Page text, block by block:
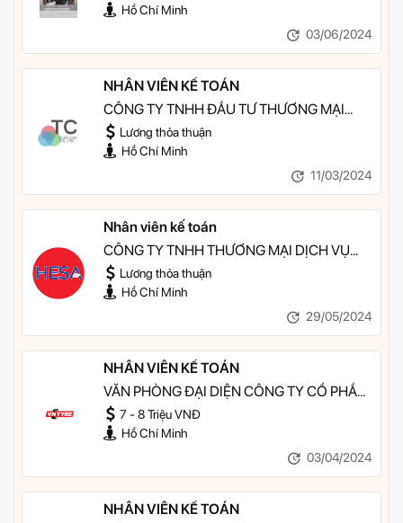
Hồ Chí Minh
03/06/2024
NHÂN VIÊN KẾ TOÁN
CÔNG TY TNHH ĐẦU TƯ THƯƠNG MẠI
XÂY DỰNG TOÀN CẦU
Lương thỏa thuận
Hồ Chí Minh
11/03/2024
Nhân viên kế toán
CÔNG TY TNHH THƯƠNG MẠI DỊCH VỤ
QUẢNG CÁO TRUYỀN THÔNG VÀ TỔ
CHỨC SỰ KIỆN HESA
Lương thỏa thuận
Hồ Chí Minh
29/05/2024
NHÂN VIÊN KẾ TOÁN
VĂN PHÒNG ĐẠI DIỆN CÔNG TY CỔ PHẦN
HƯNG HẢI THỊNH
7 - 8 Triệu VNĐ
Hồ Chí Minh
03/04/2024
NHÂN VIÊN KẾ TOÁN